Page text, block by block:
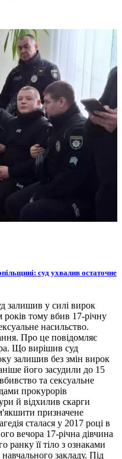
суд ухвалив остаточне
залишив у силі вирок
тому вбив 17-річну
насильство.
Про це повідомляє
Що вирішив суд
залишив без змін вирок
його засудили до 15
та сексуальне
прокурорів
й відхилив скарги
призначене
сталася у 2017 році в
вечора 17-річна дівчина
ранку її тіло з ознаками
закладу. Під